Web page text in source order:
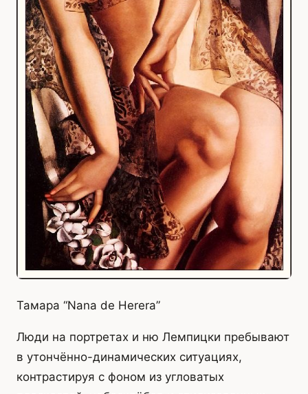
Тамара “Nana de Herera”
Люди на портретах и ню Лемпицки пребывают
в утончённо-динамических ситуациях,
контрастируя с фоном из угловатых